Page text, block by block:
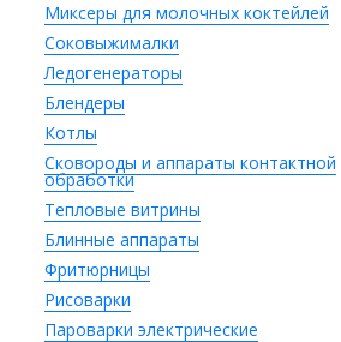
Миксеры для молочных коктейлей
Соковыжималки
Ледогенераторы
Блендеры
Котлы
Сковороды и аппараты контактной
обработки
Тепловые витрины
Блинные аппараты
Фритюрницы
Рисоварки
Пароварки электрические